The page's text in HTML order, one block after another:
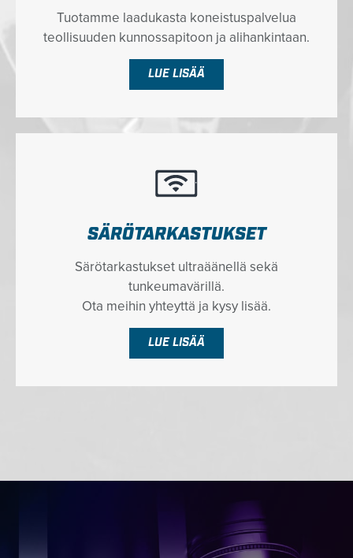
Tuotamme laadukasta koneistuspalvelua
teollisuuden kunnossapitoon ja alihankintaan.
LUE LISÄÄ
SÄRÖTARKASTUKSET
Särötarkastukset ultraäänellä sekä
tunkeumavärillä.
Ota meihin yhteyttä ja kysy lisää.
LUE LISÄÄ